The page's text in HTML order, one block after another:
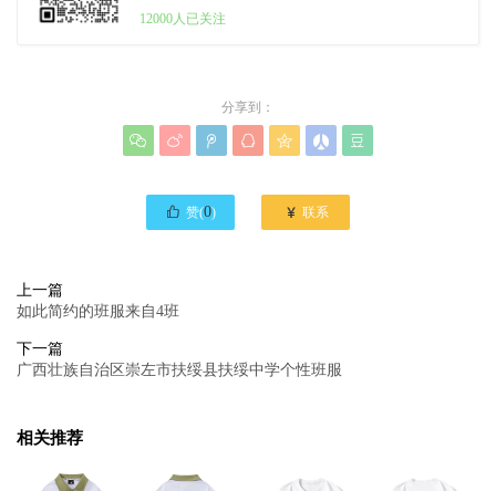
12000人已关注
分享到：
      
 赞(0)  联系
上一篇
如此简约的班服来自4班
下一篇
广西壮族自治区崇左市扶绥县扶绥中学个性班服
相关推荐